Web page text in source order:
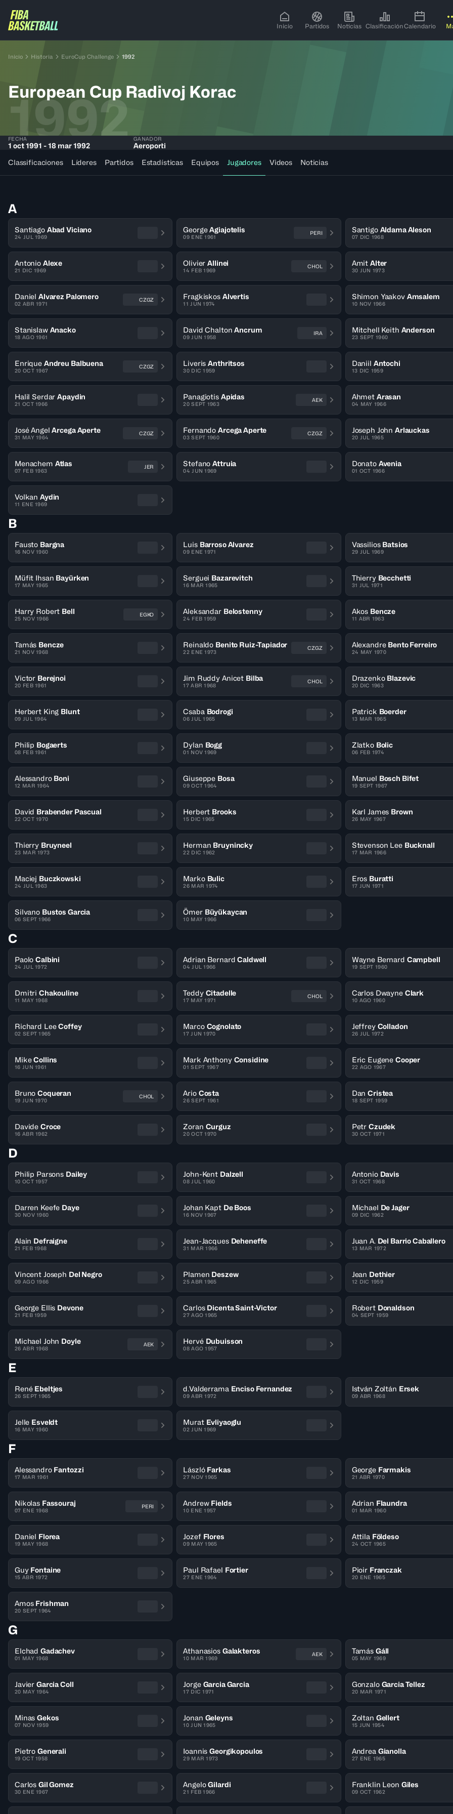
Inicio Partidos Noticias ClasificaciónCalendario
Inicio Historia EuroCup Challenge 1992
European Cup Radivoj Korac
1992
FECHA
1 oct 1991 - 18 mar 1992
GANADOR
Aeroporti
Classificaciones
Líderes Partidos Estadísticas Equipos Jugadores Videos Noticias
A
Santiago Abad Viciano
24 JUL 1969
George Agiajotelis
09 ENE 1961
PERI Santigo Aldama Aleson
07 DIC 1968
Antonio Alexe
21 DIC 1969
Olivier Allinei
14 FEB 1969
CHOL Amit Alter
30 JUN 1973
Daniel Alvarez Palomero
02 ABR 1971
CZGZ Fragkiskos Alvertis
11 JUN 1974
Shimon Yaakov Amsalem
10 NOV 1966
Stanislaw Anacko
18 AGO 1961
David Chalton Ancrum
09 JUN 1958
IRA Mitchell Keith Anderson
23 SEPT 1960
Enrique Andreu Balbuena
20 OCT 1967
CZGZ Liveris Anthritsos
30 DIC 1959
Daniil Antochi
13 DIC 1959
Halil Serdar Apaydin
21 OCT 1966
Panagiotis Apidas
20 SEPT 1963
AEK Ahmet Arasan
04 MAY 1966
José Angel Arcega Aperte
31 MAY 1964
CZGZ Fernando Arcega Aperte
03 SEPT 1960
CZGZ Joseph John Arlauckas
20 JUL 1965
Menachem Atlas
07 FEB 1963
JER Stefano Attruia
04 JUN 1969
Donato Avenia
01 OCT 1966
Volkan Aydin
11 ENE 1969
B
Fausto Bargna
16 NOV 1960
Luis Barroso Alvarez
09 ENE 1971
Vassilios Batsios
29 JUL 1969
Müfit Ihsan Bayürken
17 MAY 1965
Serguei Bazarevitch
16 MAR 1965
Thierry Becchetti
31 JUL 1971
Harry Robert Bell
25 NOV 1966
EGKO Aleksandar Belostenny
24 FEB 1959
Akos Bencze
11 ABR 1963
Tamás Bencze
21 NOV 1968
Reinaldo Benito Ruiz-Tapiador
22 ENE 1973
CZGZ Alexandre Bento Ferreiro
24 MAY 1970
Victor Berejnoi
20 FEB 1961
Jim Ruddy Anicet Bilba
17 ABR 1968
CHOL Drazenko Blazevic
20 DIC 1963
Herbert King Blunt
09 JUL 1964
Csaba Bodrogi
06 JUL 1965
Patrick Boerder
13 MAR 1965
Philip Bogaerts
08 FEB 1961
Dylan Bogg
01 NOV 1969
Zlatko Bolic
06 FEB 1974
Alessandro Boni
12 MAR 1964
Giuseppe Bosa
09 OCT 1964
Manuel Bosch Bifet
19 SEPT 1967
David Brabender Pascual
22 OCT 1970
Herbert Brooks
15 DIC 1965
Karl James Brown
26 MAY 1967
Thierry Bruyneel
23 MAR 1973
Herman Bruynincky
22 DIC 1962
Stevenson Lee Bucknall
17 MAR 1966
Maciej Buczkowski
24 JUL 1963
Marko Bulic
26 MAR 1974
Eros Buratti
17 JUN 1971
Silvano Bustos Garcia
06 SEPT 1966
Ömer Büyükaycan
10 MAY 1966
C
Paolo Calbini
24 JUL 1972
Adrian Bernard Caldwell
04 JUL 1966
Wayne Bernard Campbell
19 SEPT 1960
Dmitri Chakouline
11 MAY 1968
Teddy Citadelle
17 MAY 1971
CHOL Carlos Dwayne Clark
10 AGO 1960
Richard Lee Coffey
02 SEPT 1965
Marco Cognolato
17 JUN 1970
Jeffrey Colladon
26 JUL 1972
Mike Collins
16 JUN 1961
Mark Anthony Considine
01 SEPT 1967
Eric Eugene Cooper
22 AGO 1967
Bruno Coqueran
19 JUN 1970
CHOL Ario Costa
26 SEPT 1961
Dan Cristea
18 SEPT 1959
Davide Croce
16 ABR 1962
Zoran Curguz
20 OCT 1970
Petr Czudek
30 OCT 1971
D
Philip Parsons Dailey
10 OCT 1957
John-Kent Dalzell
08 JUL 1960
Antonio Davis
31 OCT 1968
Darren Keefe Daye
30 NOV 1960
Johan Kapt De Boos
16 NOV 1967
Michael De Jager
09 DIC 1962
Alain Defraigne
21 FEB 1968
Jean-Jacques Deheneffe
31 MAR 1966
Juan A. Del Barrio Caballero
13 MAR 1972
Vincent Joseph Del Negro
09 AGO 1966
Plamen Deszew
25 ABR 1965
Jean Dethier
12 DIC 1959
George Ellis Devone
21 FEB 1959
Carlos Dicenta Saint-Victor
27 AGO 1965
Robert Donaldson
04 SEPT 1959
Michael John Doyle
26 ABR 1968
AEK Hervé Dubuisson
08 AGO 1957
E
René Ebeltjes
26 SEPT 1965
d.Valderrama Enciso Fernandez
09 ABR 1972
István Zoltán Ersek
09 ABR 1968
Jelle Esveldt
16 MAY 1960
Murat Evliyaoglu
02 JUN 1969
F
Alessandro Fantozzi
17 MAR 1961
László Farkas
27 NOV 1965
George Farmakis
21 ABR 1970
Nikolas Fassouraj
07 ENE 1968
PERI Andrew Fields
10 ENE 1957
Adrian Flaundra
01 MAR 1960
Daniel Florea
19 MAY 1968
Jozef Flores
09 MAY 1965
Attila Földeso
24 OCT 1965
Guy Fontaine
15 ABR 1972
Paul Rafael Fortier
27 ENE 1964
Pioir Franczak
20 ENE 1965
Amos Frishman
20 SEPT 1964
G
Elchad Gadachev
01 MAY 1968
Athanasios Galakteros
10 MAR 1969
AEK Tamás Gáll
05 MAY 1969
Javier Garcia Coll
20 MAY 1964
Jorge Garcia Garcia
17 DIC 1971
Gonzalo Garcia Tellez
20 MAR 1971
Minas Gekos
07 NOV 1959
Jonan Geleyns
10 JUN 1965
Zoltan Gellert
15 JUN 1954
Pietro Generali
19 OCT 1958
Ioannis Georgikopoulos
29 MAR 1973
Andrea Gianolla
27 ENE 1965
Carlos Gil Gomez
30 ENE 1967
Angelo Gilardi
21 FEB 1966
Franklin Leon Giles
09 OCT 1962